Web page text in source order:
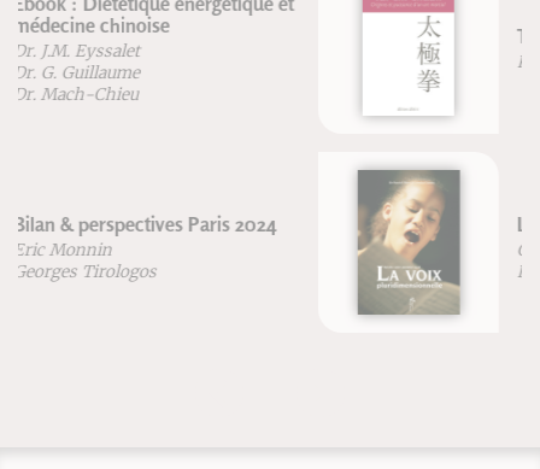
La voix pluridimensionnelle